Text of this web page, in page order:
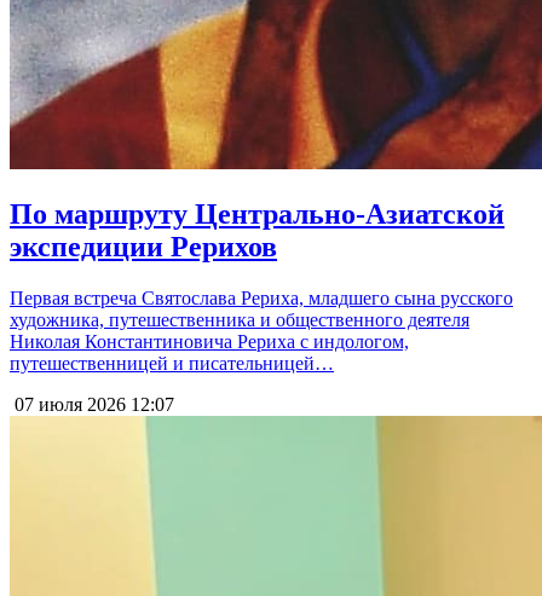
По маршруту Центрально-Азиатской
экспедиции Рерихов
Первая встреча Святослава Рериха, младшего сына русского
художника, путешественника и общественного деятеля
Николая Константиновича Рериха с индологом,
путешественницей и писательницей…
07 июля 2026 12:07